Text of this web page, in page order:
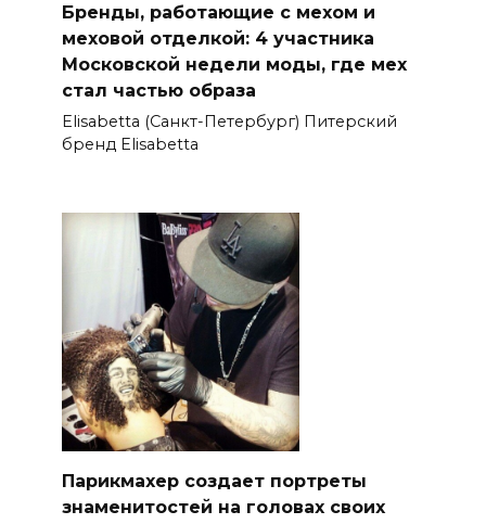
Бренды, работающие с мехом и
меховой отделкой: 4 участника
Московской недели моды, где мех
стал частью образа
Elisabetta (Санкт-Петербург) Питерский
бренд Elisabetta
Парикмахер создает портреты
знаменитостей на головах своих